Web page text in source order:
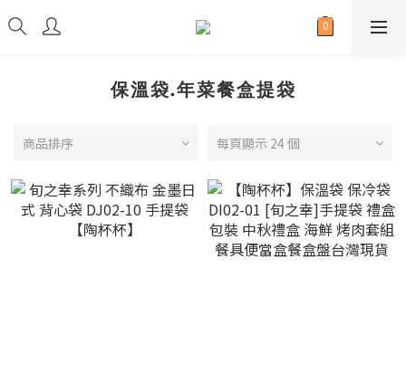
保溫袋.年菜餐盒提袋
商品排序 每頁顯示 24 個